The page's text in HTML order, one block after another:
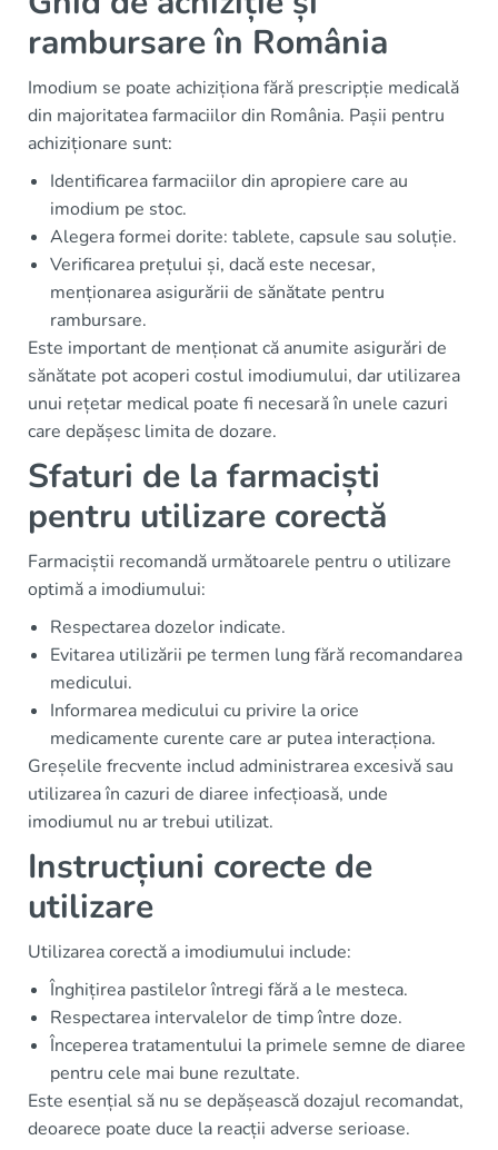
rambursare în România
Imodium se poate achiziționa fără prescripție medicală
din majoritatea farmaciilor din România. Pașii pentru
achiziționare sunt:
Identificarea farmaciilor din apropiere care au
imodium pe stoc.
Alegera formei dorite: tablete, capsule sau soluție.
Verificarea prețului și, dacă este necesar,
menționarea asigurării de sănătate pentru
rambursare.
Este important de menționat că anumite asigurări de
sănătate pot acoperi costul imodiumului, dar utilizarea
unui rețetar medical poate fi necesară în unele cazuri
care depășesc limita de dozare.
Sfaturi de la farmaciști
pentru utilizare corectă
Farmaciștii recomandă următoarele pentru o utilizare
optimă a imodiumului:
Respectarea dozelor indicate.
Evitarea utilizării pe termen lung fără recomandarea
medicului.
Informarea medicului cu privire la orice
medicamente curente care ar putea interacționa.
Greșelile frecvente includ administrarea excesivă sau
utilizarea în cazuri de diaree infecțioasă, unde
imodiumul nu ar trebui utilizat.
Instrucțiuni corecte de
utilizare
Utilizarea corectă a imodiumului include:
Înghițirea pastilelor întregi fără a le mesteca.
Respectarea intervalelor de timp între doze.
Începerea tratamentului la primele semne de diaree
pentru cele mai bune rezultate.
Este esențial să nu se depășească dozajul recomandat,
deoarece poate duce la reacții adverse serioase.